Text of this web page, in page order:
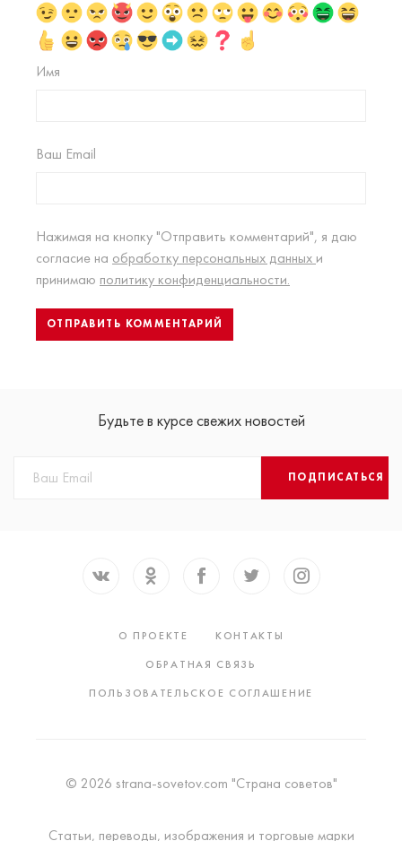
Имя
Ваш Email
Нажимая на кнопку "Отправить комментарий", я даю
согласие на обработку персональных данных и
принимаю политику конфиденциальности.
Будьте в курсе свежих новостей
ПОДПИСАТЬСЯ
О ПРОЕКТЕ
КОНТАКТЫ
ОБРАТНАЯ СВЯЗЬ
ПОЛЬЗОВАТЕЛЬСКОЕ СОГЛАШЕНИЕ
© 2026 strana-sovetov.com "Страна советов"
Статьи, переводы, изображения и торговые марки